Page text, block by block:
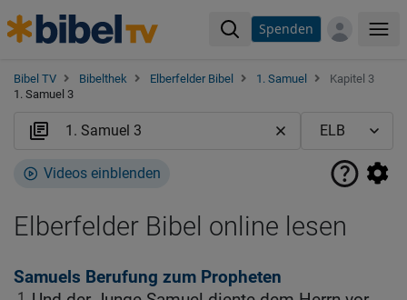
Spenden
Bibel TV Bibelthek Elberfelder Bibel 1. Samuel
Kapitel 3
1. Samuel 3
Videos einblenden
Elberfelder Bibel online lesen
Samuels Berufung zum Propheten